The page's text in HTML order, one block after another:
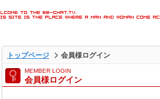
ャットが楽しめる
様ログインペー
トップページ 会員様ログイン
MEMBER LOGIN
会員様ログイン